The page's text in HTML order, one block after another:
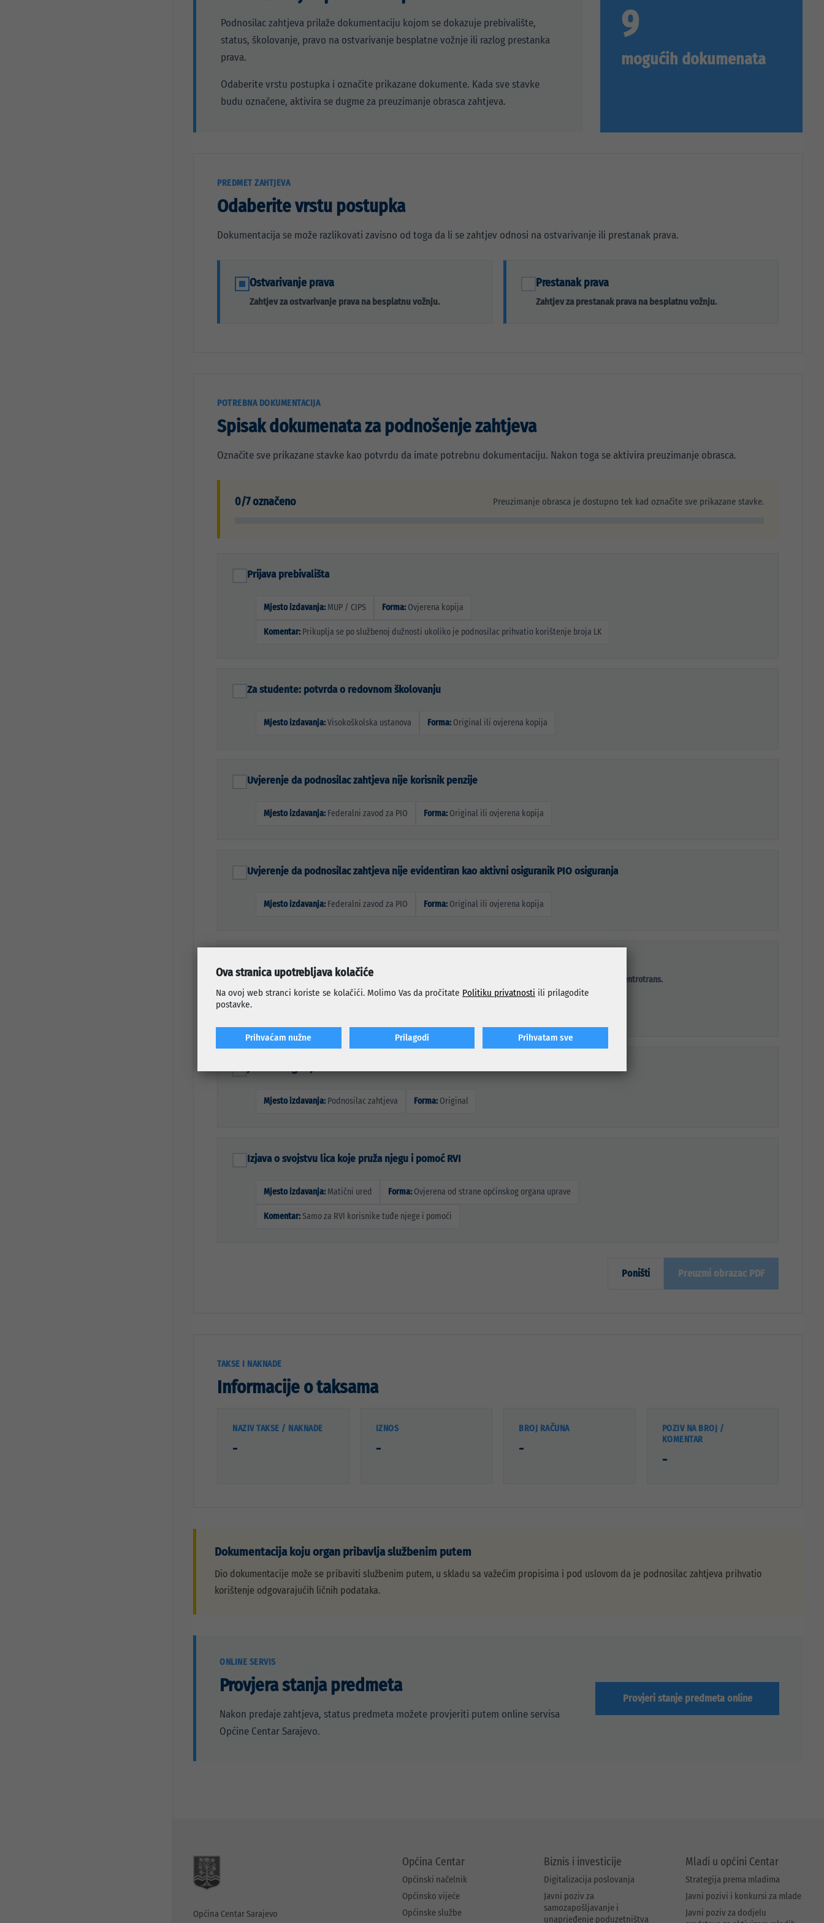
Podnosilac zahtjeva prilaže dokumentaciju kojom se dokazuje prebivalište,
status, školovanje, pravo na ostvarivanje besplatne vožnje ili razlog prestanka
prava.
Odaberite vrstu postupka i označite prikazane dokumente. Kada sve stavke
budu označene, aktivira se dugme za preuzimanje obrasca zahtjeva.
9
mogućih dokumenata
PREDMET ZAHTJEVA
Odaberite vrstu postupka
Dokumentacija se može razlikovati zavisno od toga da li se zahtjev odnosi na ostvarivanje ili prestanak prava.
Ostvarivanje prava
Zahtjev za ostvarivanje prava na besplatnu vožnju.
Prestanak prava
Zahtjev za prestanak prava na besplatnu vožnju.
POTREBNA DOKUMENTACIJA
Spisak dokumenata za podnošenje zahtjeva
Označite sve prikazane stavke kao potvrdu da imate potrebnu dokumentaciju. Nakon toga se aktivira preuzimanje obrasca.
0/7 označeno Preuzimanje obrasca je dostupno tek kad označite sve prikazane stavke.
Prijava prebivališta
Mjesto izdavanja: MUP / CIPS Forma: Ovjerena kopija
Komentar: Prikuplja se po službenoj dužnosti ukoliko je podnosilac prihvatio korištenje broja LK
Za studente: potvrda o redovnom školovanju
Mjesto izdavanja:Visokoškolska ustanova Forma: Original ili ovjerena kopija
Uvjerenje da podnosilac zahtjeva nije korisnik penzije
Mjesto izdavanja: Federalni zavod za PIO Forma: Original ili ovjerena kopija
Uvjerenje da podnosilac zahtjeva nije evidentiran kao aktivni osiguranik PIO osiguranja
Mjesto izdavanja: Federalni zavod za PIO Forma: Original ili ovjerena kopija
Izjava se odnosi na pravo na besplatnu vožnju u javnom gradskom saobraćaju, te odabir prevoza GRAS ili Centrotrans.
Mjesto izdavanja: Podnosilac zahtjeva Forma: Original
Izjava o svojstvu lica koje pruža njegu i pomoć RVI
Mjesto izdavanja: Matični ured Forma: Ovjerena od strane općinskog organa uprave
Komentar:Samo za RVI korisnike tuđe njege i pomoći
Poništi Preuzmi obrazac PDF
TAKSE I NAKNADE
Informacije o taksama
NAZIV TAKSE / NAKNADE
-
IZNOS
-
BROJ RAČUNA
-
POZIV NA BROJ /
KOMENTAR
-
Dokumentacija koju organ pribavlja službenim putem
Dio dokumentacije može se pribaviti službenim putem, u skladu sa važećim propisima i pod uslovom da je podnosilac zahtjeva prihvatio
korištenje odgovarajućih ličnih podataka.
ONLINE SERVIS
Provjera stanja predmeta
Nakon predaje zahtjeva, status predmeta možete provjeriti putem online servisa
Općine Centar Sarajevo.
Provjeri stanje predmeta online
Općina Centar Sarajevo
Općina Centar
Općinski načelnik
Općinsko vijeće
Općinske službe
Biznis i investicije
Digitalizacija poslovanja
Javni poziv za
samozapošljavanje i
unaprjeđenje poduzetništva
Mladi u općini Centar
Strategija prema mladima
Javni pozivi i konkursi za mlade
Javni poziv za dodjelu
Ova stranica upotrebljava kolačiće
Na ovoj web stranci koriste se kolačići. Molimo Vas da pročitate Politiku privatnosti ili prilagodite
postavke.
Prihvaćam nužne Prilagodi Prihvatam sve